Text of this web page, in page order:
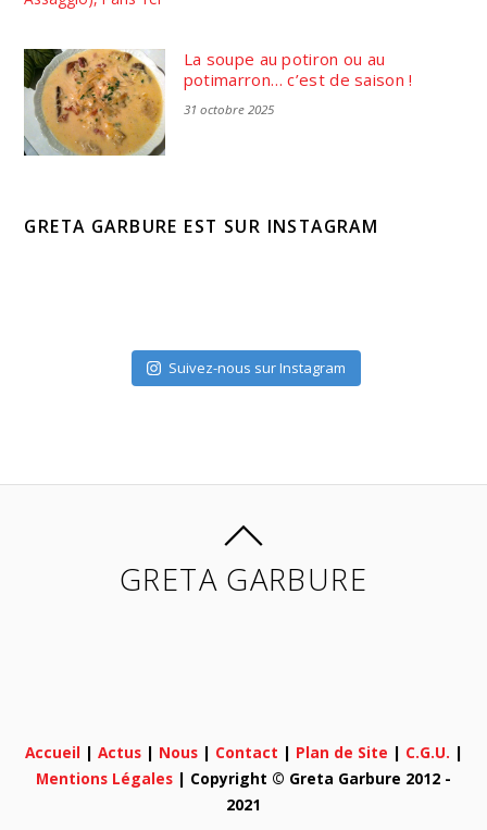
La soupe au potiron ou au
potimarron… c’est de saison !
31 octobre 2025
GRETA GARBURE EST SUR INSTAGRAM
Suivez-nous sur Instagram
GRETA GARBURE
Accueil | Actus| Nous| Contact | Plan de Site | C.G.U. |
Mentions Légales | Copyright © Greta Garbure 2012 -
2021